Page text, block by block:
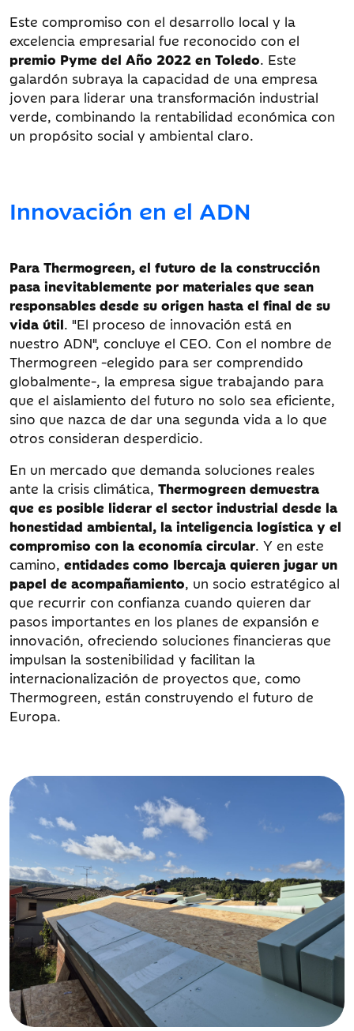
Este compromiso con el desarrollo local y la
excelencia empresarial fue reconocido con el
premio Pyme del Año 2022 en Toledo. Este
galardón subraya la capacidad de una empresa
joven para liderar una transformación industrial
verde, combinando la rentabilidad económica con
un propósito social y ambiental claro.
Innovación en el ADN
Para Thermogreen, el futuro de la construcción
pasa inevitablemente por materiales que sean
responsables desde su origen hasta el final de su
vida útil. "El proceso de innovación está en
nuestro ADN", concluye el CEO. Con el nombre de
Thermogreen -elegido para ser comprendido
globalmente-, la empresa sigue trabajando para
que el aislamiento del futuro no solo sea eficiente,
sino que nazca de dar una segunda vida a lo que
otros consideran desperdicio.
En un mercado que demanda soluciones reales
ante la crisis climática, Thermogreen demuestra
que es posible liderar el sector industrial desde la
honestidad ambiental, la inteligencia logística y el
compromiso con la economía circular. Y en este
camino, entidades como Ibercaja quieren jugar un
papel de acompañamiento, un socio estratégico al
que recurrir con confianza cuando quieren dar
pasos importantes en los planes de expansión e
innovación, ofreciendo soluciones financieras que
impulsan la sostenibilidad y facilitan la
internacionalización de proyectos que, como
Thermogreen, están construyendo el futuro de
Europa.